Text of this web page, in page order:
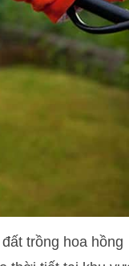
trồng hoa hồng